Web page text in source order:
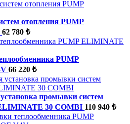
отопления PUMP
62 780 ₺
PUMP
66 220 ₺
промывки систем
30 COMBI 110 940 ₺